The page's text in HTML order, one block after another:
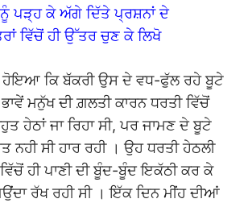
ਪੜ੍ਹ ਕੇ ਅੱਗੇ ਦਿੱਤੇ ਪ੍ਰਸ਼ਨਾਂ ਦੇ
ਵਿੱਚੋਂ ਹੀ ਉੱਤਰ ਚੁਣ ਕੇ ਲਿਖੋ
ਕਿ ਬੱਕਰੀ ਉਸ ਦੇ ਵਧ-ਫੁੱਲ ਰਹੇ ਬੂਟੇ
ਮਨੁੱਖ ਦੀ ਗ਼ਲਤੀ ਕਾਰਨ ਧਰਤੀ ਵਿੱਚੋਂ
ਹੇਠਾਂ ਜਾ ਰਿਹਾ ਸੀ, ਪਰ ਜਾਮਣ ਦੇ ਬੂਟੇ
ਨਹੀ ਸੀ ਹਾਰ ਰਹੀ । ਉਹ ਧਰਤੀ ਹੇਠਲੀ
ਹੀ ਪਾਣੀ ਦੀ ਬੂੰਦ-ਬੂੰਦ ਇਕੱਠੀ ਕਰ ਕੇ
ਰੱਖ ਰਹੀ ਸੀ । ਇੱਕ ਦਿਨ ਮੀਂਹ ਦੀਆਂ